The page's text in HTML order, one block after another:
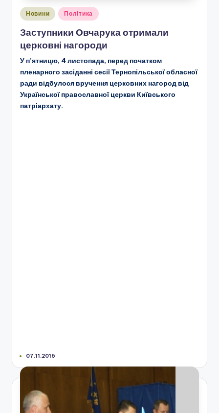
Опубліковано
Новини Політика
Заступники Овчарука отримали
церковні нагороди
У п’ятницю, 4 листопада, перед початком
пленарного засіданні сесії Тернопільської обласної
ради відбулося вручення церковних нагород від
Української православної церкви Київського
патріархату.
07.11.2016